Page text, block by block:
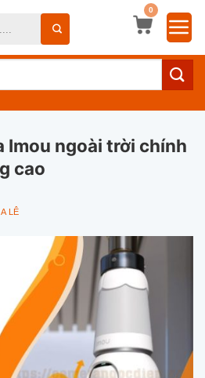
0
Imou ngoài trời chính
cao
LÊ